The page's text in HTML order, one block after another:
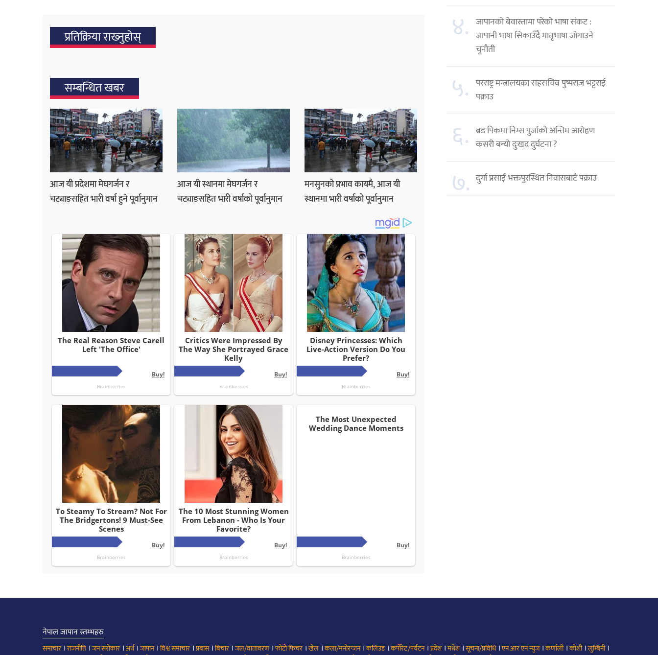
प्रतिक्रिया राख्‍नुहोस्
सम्बन्धित खबर
आज यी प्रदेशमा मेघगर्जन र
चट्याङसहित भारी वर्षा हुने पूर्वानुमान
आज यी स्थानमा मेघगर्जन र
चट्याङसहित भारी वर्षाको पूर्वानुमान
मनसुनको प्रभाव कायमै, आज यी
स्थानमा भारी वर्षाको पूर्वानुमान
४. जापानको बेवास्तामा परेको भाषा संकट :
जापानी भाषा सिकाउँदै मातृभाषा जोगाउने
चुनौती
५. परराष्ट्र मन्त्रालयका सहसचिव पुष्पराज भट्टराई
पक्राउ
६. ब्रड पिकमा निम्स पुर्जाको अन्तिम आरोहण
कसरी बन्यो दुःखद दुर्घटना ?
७. दुर्गा प्रसाईं भक्तपुरस्थित निवासबाटै पक्राउ
नेपाल जापान स्तम्भहरु
समाचार ।राजनीति ।जन सरोकार ।अर्थ।जापान।विश्व समाचार ।प्रबास।बिचार ।जल/वातावरण ।फोटो फिचर ।खेल ।कला/मनोरन्जन।कलिउड।कर्पोरेट/पर्यटन।प्रदेश।मधेश।सूचना/प्रविधि।एन आर एन न्युज।कर्णाली।कोशी।लुम्बिनी।